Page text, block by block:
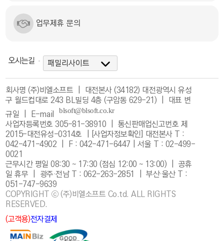
업무제휴 문의
오시는길
회사명 (주)비엘소프트 | 대전본사 (34182) 대전광역시 유성
구 월드컵대로 243 BL빌딩 4층 (구암동 629-21) | 대표 변
규일 |
E-mail
사업자등록번호 305-81-38910 | 통신판매업신고번호 제
2015-대전유성-0314호 |
[사업자정보확인]
대전본사 T :
042-471-4902 | F : 042-471-6447 | 서울 T : 02-499-
0021
근무시간 평일 08:30 ~ 17:30 (점심 12:00 ~ 13:00) | 공휴
일 휴무 | 광주·전남 T : 062-263-2851 | 부산·울산 T :
051-747-9639
COPYRIGHT ⓒ (주)비엘소프트 Co.td. ALL RIGHTS
RESERVED.
(고객용)전자결제